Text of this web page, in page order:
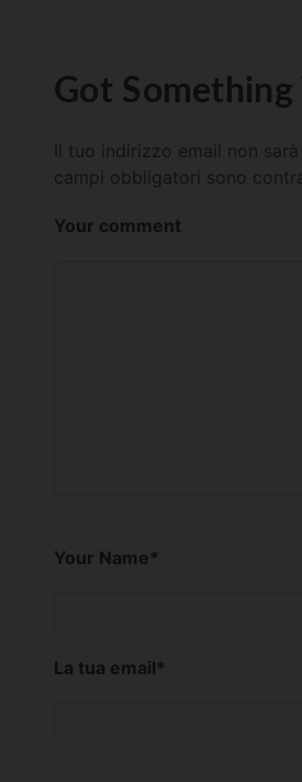
Got Something
Il tuo indirizzo email non
campi obbligatori sono
Your comment
Your Name*
La tua email*